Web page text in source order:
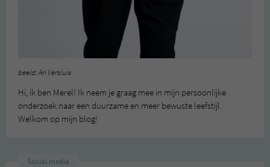
beeld: Ari Versluis
Hi, ik ben Merel! Ik neem je graag mee in mijn persoonlijke
onderzoek naar een duurzame en meer bewuste leefstijl.
Welkom op mijn blog!
Social media